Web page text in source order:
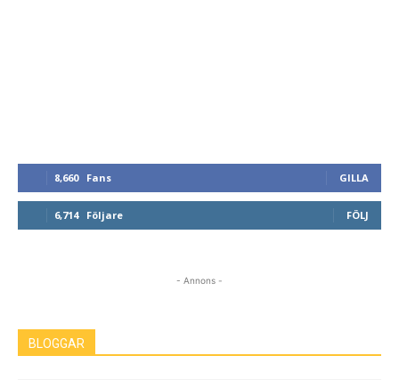
8,660 Fans GILLA
6,714 Följare FÖLJ
- Annons -
BLOGGAR